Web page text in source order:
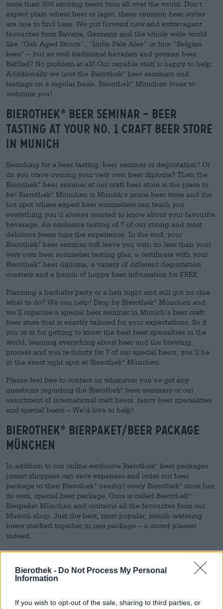
Bierothek - Do Not Process My Personal
Information
If you wish to opt-out of the sale, sharing to third parties, or
more than 300 exciting beers from all over the world. Don’t
expect plain wheat beer or lager, these common beer styles
are rare to find here. We put forward new and extravagant
favourites from Bavaria, Germany and the whole wide world
like “Oak Aged Stouts”, “India Pale Ales” or fine “Belgian
beer” – but as well traditional bavarian and german beer.
Baffled? No problem at all! Our capable staff is happy to help.
Additionally we host the Bierothek®
beer seminars and
tastings on a regular basis. Bierothek®
München loves to
welcome you!
Bierothek® beer seminar – beer
tasting at your No. 1 craft beer store
in Munich
Searching for a beer tasting, beer seminar or degustation? Or
do you crave owning your very own beer diploma? Then the
Bierothek®
beer seminar at our craft beer store is the place to
be! Bierothek®
München is Munich’s prime beer store and the
hot spot where expert beer sommeliers can teach you
everything you’d always wanted to know about your favourite
beverage. An exclusive tasting of 7 of our strong and most
delicious beers tops the experience. In the end, your
Bierothek®
beer seminar will leave you with no less than your
very own beer sommelier tasting glas, a certificate with your
Bierothek®
beer diploma, a variety of different degustation
coasters and a bunch of hoppy beer information for FREE.
Planning a bachelor party or a hen night and still got no clue
what to do? We can help! Drop by Bierothek®
München and
we’ll organise a special beer seminar in Munich’s best craft
beer store that is exactly tailored for your expectations. So if
you’re in for getting to know the best beer specialties in the
world, learning everything about beer and the brewing
process and you’re thirsty for 7 of our special beers, you’ll be
in the exact right spot at Bierothek® München.
Please feel free to contact us whenever you’ve got any
questions regarding the Bierothek®
beer seminars or our
assortment of international craft beers, fancy beer specialities
and special beers – We’d love to help!
Bierothek® Bierpaket/beer package
München
In addition to our online-exclusive Bierothek®
beer packages
(smart shoppers can save expenses and order our beer
package to their Bierothek® nearby) every Bierothek®
store has
its own, special beer package. Ours is called Bierothek®
Bierpaket München and contains all the favourites from our
Munich shop. Just the best, most popular, mouth watering
beers stacked together in one package – a crowd pleaser
indeed.
Enjoy the hoppy atmosphere at Bierothek®München and
Bierpaket München! Grab your sample and indulge yourself!